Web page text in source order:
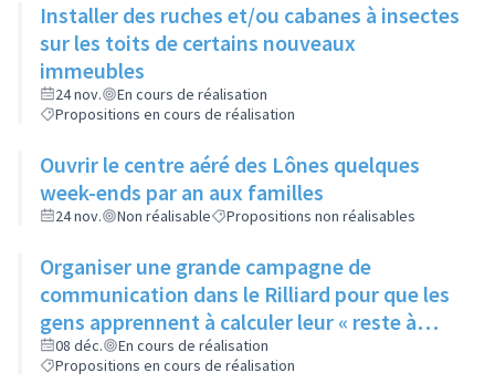
Installer des ruches et/ou cabanes à insectes
sur les toits de certains nouveaux
immeubles
24 nov.
En cours de réalisation
Propositions en cours de réalisation
Ouvrir le centre aéré des Lônes quelques
week-ends par an aux familles
24 nov. Non réalisable Propositions non réalisables
Organiser une grande campagne de
communication dans le Rilliard pour que les
gens apprennent à calculer leur « reste à
vivre »
08 déc.
En cours de réalisation
Propositions en cours de réalisation